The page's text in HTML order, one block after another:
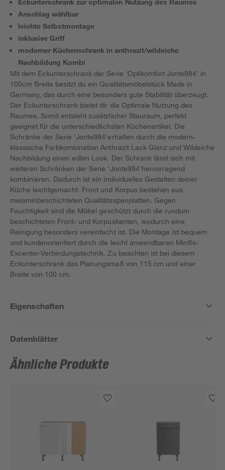
Eckunterschrank zur optimalen Nutzung des Raumes
Anschlag wählbar
leichte Selbstmontage
inklusive Griff
moderner Küchenschrank in anthrazit/wildeiche
Nachbildung Kombi
Mit dem Eckunterschrank der Serie 'Optikomfort Jonte984' in
100cm Breite besitzt du ein Qualitätsmöbelstück Made in
Germany, das durch eine besonders gute Stabilität überzeugt.
Der Eckunterschrank bietet dir die Optimale Nutzung des
Raumes. Somit entsteht zusätzlicher Stauraum, perfekt
geeignet für die unterschiedlichsten Küchenartikel. Die
Schränke der Serie 'Jonte984'erhalten durch die modern-
klassische Farbkombination Anthrazit Lack Glanz und Wildeiche
Nachbildung einen edlen Look. Der Schrank lässt sich mit
weiteren Schränken der Serie 'Jonte984'hervorragend
kombinieren. Dadurch ist ein individuelles Gestalten deiner
Küche leichtgemacht. Front und Korpus bestehen aus
melaminbeschichteten Qualitätsspanplatten. Gegen
Feuchtigkeit sind die Möbel geschützt durch die rundum
beschichteten Front- und Korpuskanten, wodurch eine
Reinigung besonders vereinfacht ist. Die Montage ist bequem
und kundenorientiert durch die leicht anwendbaren Minifix-
Excenter-Verbindungstechnik. Zu beachten ist bei diesem
Eckunterschrank das Planungsmaß von 115 cm und einer
Breite von 100 cm.
Eigenschaften
Datenblätter
Ähnliche Produkte